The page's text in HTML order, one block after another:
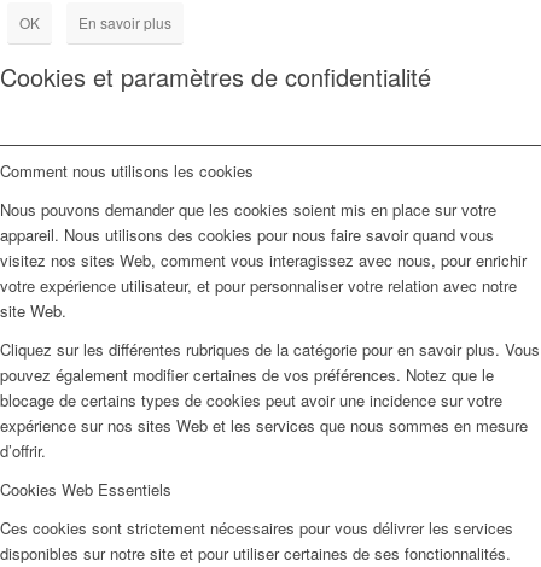
OK En savoir plus
Cookies et paramètres de confidentialité
Comment nous utilisons les cookies
Nous pouvons demander que les cookies soient mis en place sur votre
appareil. Nous utilisons des cookies pour nous faire savoir quand vous
visitez nos sites Web, comment vous interagissez avec nous, pour enrichir
votre expérience utilisateur, et pour personnaliser votre relation avec notre
site Web.
Cliquez sur les différentes rubriques de la catégorie pour en savoir plus. Vous
pouvez également modifier certaines de vos préférences. Notez que le
blocage de certains types de cookies peut avoir une incidence sur votre
expérience sur nos sites Web et les services que nous sommes en mesure
d’offrir.
Cookies Web Essentiels
Ces cookies sont strictement nécessaires pour vous délivrer les services
disponibles sur notre site et pour utiliser certaines de ses fonctionnalités.